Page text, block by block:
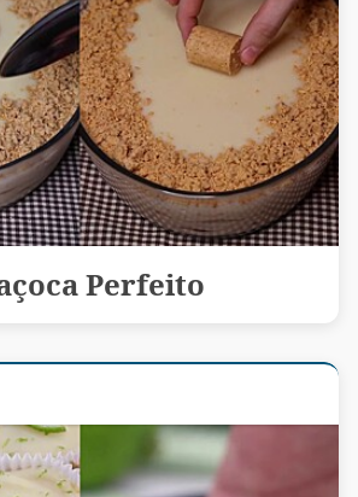
Perfeito